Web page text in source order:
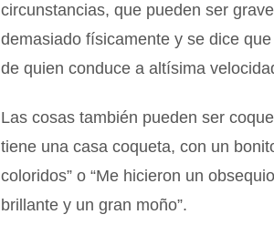
circunstancias, que pueden ser
demasiado físicamente y se dice que
de quien conduce a altísima
Las cosas también pueden ser
tiene una casa coqueta, con un
coloridos” o “Me hicieron un
brillante y un gran moño”.